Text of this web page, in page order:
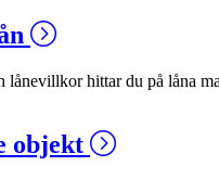
lånevillkor hittar du på låna
objekt